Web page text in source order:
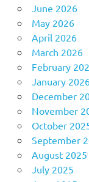
June 2026
May 2026
April 2026
March 2026
February
January
December
November
October
September
August 2025
July 2025